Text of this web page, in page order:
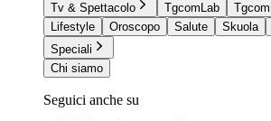
Tv & Spettacolo
TgcomLab
Lifestyle
Oroscopo Salute Skuola
Speciali
Chi siamo
Seguici anche su